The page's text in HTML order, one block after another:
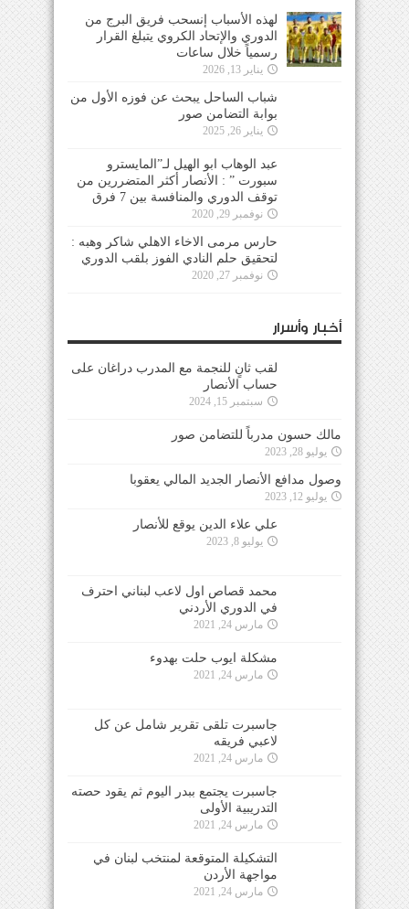
لهذه الأسباب إنسحب فريق البرج من
الدوري والإتحاد الكروي يتبلغ القرار
رسمياً خلال ساعات
يناير 13, 2026
شباب الساحل يبحث عن فوزه الأول من
بوابة التضامن صور
يناير 26, 2025
عبد الوهاب ابو الهيل لـ”المايسترو
سبورت ” : الأنصار أكثر المتضررين من
توقف الدوري والمنافسة بين 7 فرق
نوفمبر 29, 2020
حارس مرمى الاخاء الاهلي شاكر وهبه :
لتحقيق حلم النادي الفوز بلقب الدوري
نوفمبر 27, 2020
أخبار وأسرار
لقب ثانٍ للنجمة مع المدرب دراغان على
حساب الأنصار
سبتمبر 15, 2024
مالك حسون مدرباً للتضامن صور
يوليو 28, 2023
وصول مدافع الأنصار الجديد المالي يعقوبا
يوليو 12, 2023
علي علاء الدين يوقع للأنصار
يوليو 8, 2023
محمد قصاص اول لاعب لبناني احترف
في الدوري الأردني
مارس 24, 2021
مشكلة ايوب حلت بهدوء
مارس 24, 2021
جاسبرت تلقى تقرير شامل عن كل
لاعبي فريقه
مارس 24, 2021
جاسبرت يجتمع ببدر اليوم ثم يقود حصته
التدريبية الأولى
مارس 24, 2021
التشكيلة المتوقعة لمنتخب لبنان في
مواجهة الأردن
مارس 24, 2021